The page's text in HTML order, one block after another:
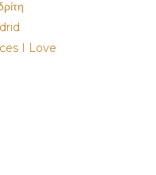
I Love